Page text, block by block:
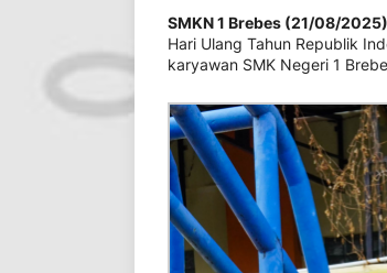
SMKN 1 Brebes (21/08/2025)
Hari Ulang Tahun Republik
karyawan SMK Negeri 1